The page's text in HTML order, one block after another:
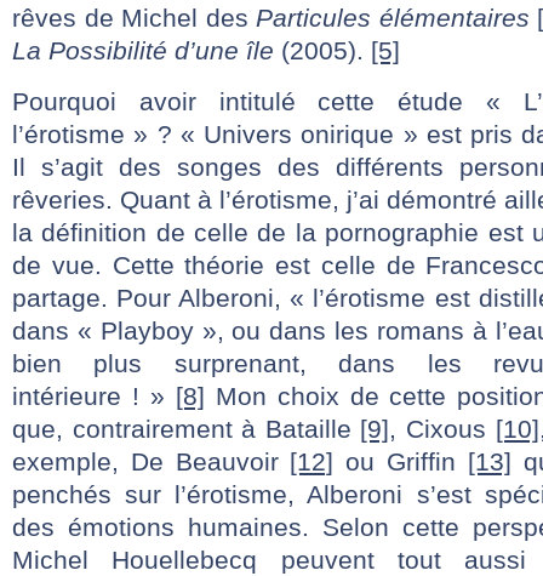
rêves de Michel des Particules élémentaires
La Possibilité d’une île (2005). [5]
Pourquoi avoir intitulé cette étude «
l’érotisme » ? « Univers onirique » est pris
Il s’agit des songes des différents
rêveries. Quant à l’érotisme, j’ai démontré
la définition de celle de la pornographie est
de vue. Cette théorie est celle de
partage. Pour Alberoni, « l’érotisme est
dans « Playboy », ou dans les romans à
bien plus surprenant, dans les
intérieure ! » [8] Mon choix de cette
que, contrairement à Bataille [9], Cixous [10]
exemple, De Beauvoir [12] ou Griffin [13]
penchés sur l’érotisme, Alberoni s’est
des émotions humaines. Selon cette
Michel Houellebecq peuvent tout